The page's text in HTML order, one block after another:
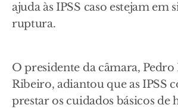
ajuda às IPSS caso estejam em
ruptura.
O presidente da câmara, Pedro
Ribeiro, adiantou que as IPSS
prestar os cuidados básicos de